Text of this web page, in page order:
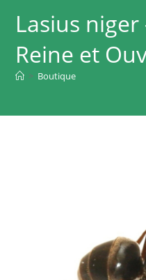
Lasius niger
Reine et
> Boutique